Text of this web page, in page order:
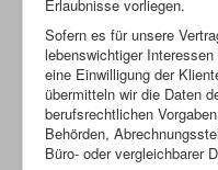
Erlaubnisse vorliegen.
Sofern es für unsere
lebenswichtiger
eine Einwilligung der
übermitteln wir die Daten
berufsrechtlichen
Behörden,
Büro- oder vergleichbarer